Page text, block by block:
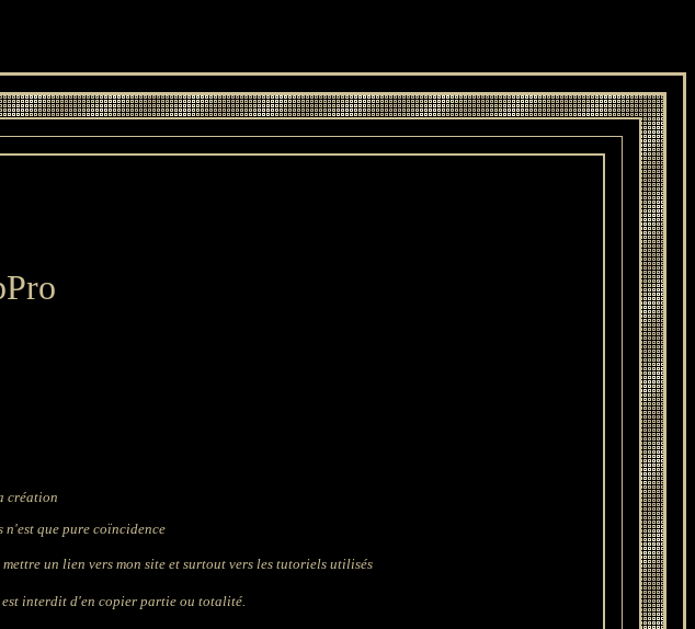
création
n'est que pure coïncidence
un lien vers mon site et surtout vers les tutoriels utilisés
interdit d'en copier partie ou totalité.